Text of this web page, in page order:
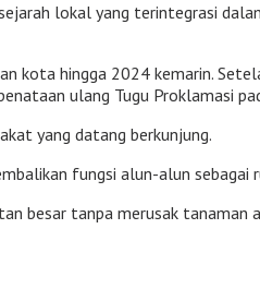
lokal yang terintegrasi
hingga 2024 kemarin.
ulang Tugu Proklamasi
yang datang berkunjung.
fungsi alun-alun sebagai
besar tanpa merusak